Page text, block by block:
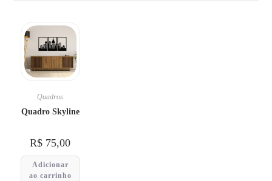
Quadros
Quadro Skyline
R$ 75,00
Adicionar
ao carrinho